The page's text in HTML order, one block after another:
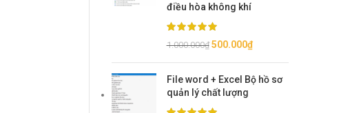
điều hòa không khí
1.000.000₫ Giá
là:
1.000.000₫.
500.000₫Giá
tại
File word + Excel Bộ hồ sơ
quản lý chất lượng